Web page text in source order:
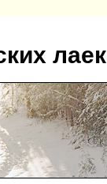
лаек